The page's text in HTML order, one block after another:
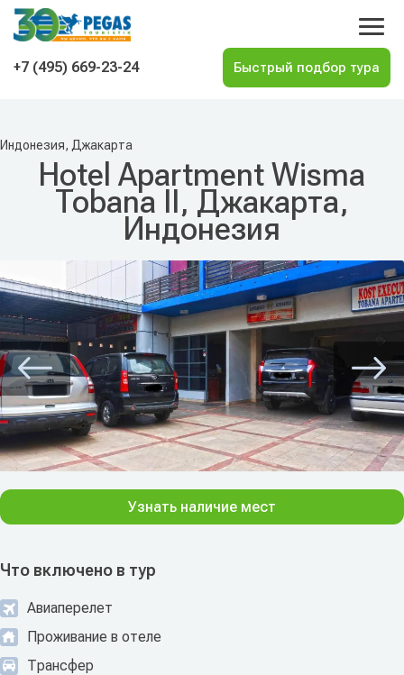
На главную
+7 (495) 669-23-24
Индонезия, Джакарта
Hotel Apartment Wisma
Tobana II, Джакарта,
Индонезия
Что включено в тур
Авиаперелет
Проживание в отеле
Трансфер
Узнать наличие мест